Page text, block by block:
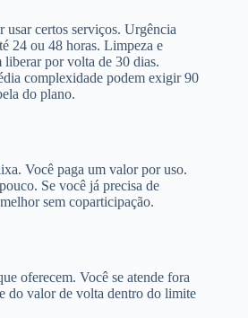
usar certos serviços. Urgência
24 ou 48 horas. Limpeza e
liberar por volta de 30 dias.
complexidade podem exigir 90
do plano.
Você paga um valor por uso.
Se você já precisa de
sem coparticipação.
oferecem. Você se atende fora
do valor de volta dentro do limite